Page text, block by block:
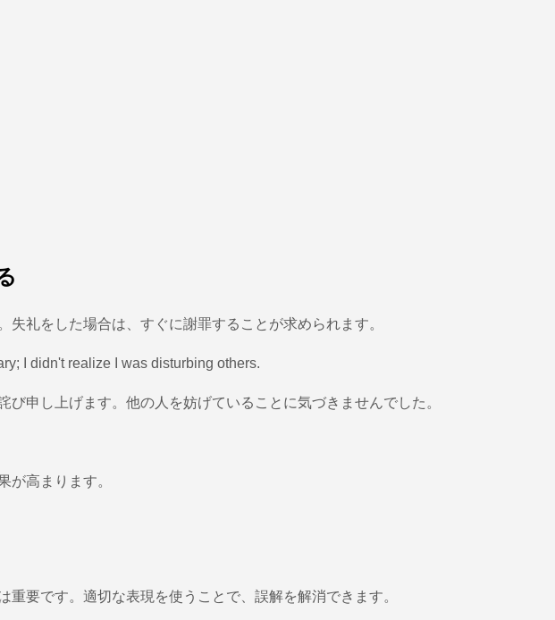
失礼をした場合は、すぐに謝罪することが求められます。
I didn't realize I was disturbing others.
び申し上げます。他の人を妨げていることに気づきませんでした。
が高まります。
重要です。適切な表現を使うことで、誤解を解消できます。